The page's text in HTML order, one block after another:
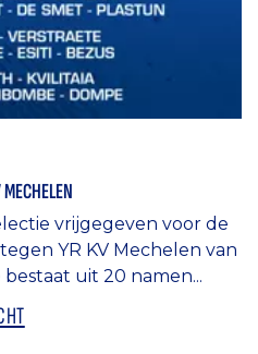
vrijgegeven voor de
YR KV Mechelen van
uit 20 namen...